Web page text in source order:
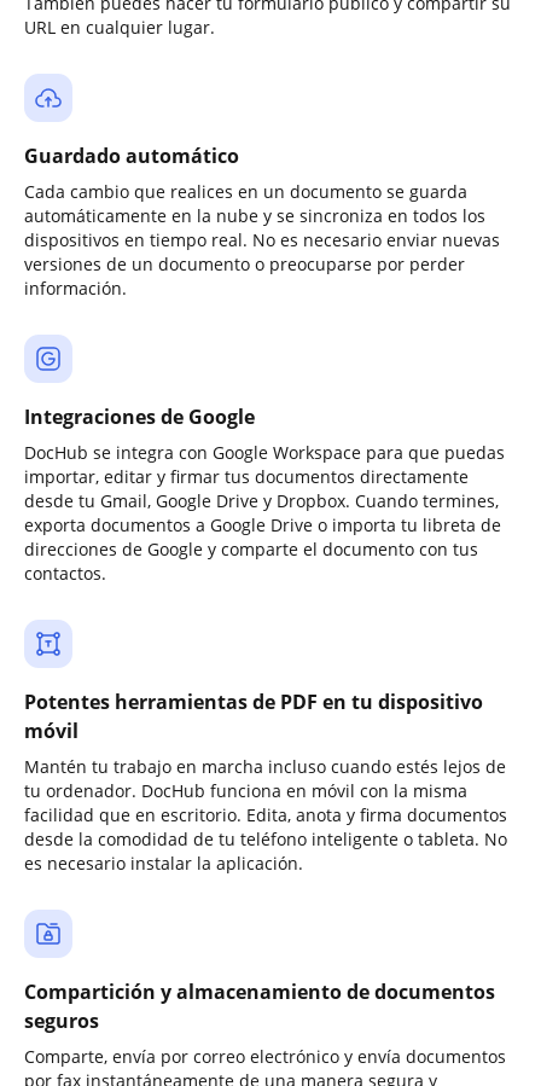
URL en cualquier lugar.
Guardado automático
Cada cambio que realices en un documento se guarda
automáticamente en la nube y se sincroniza en todos los
dispositivos en tiempo real. No es necesario enviar nuevas
versiones de un documento o preocuparse por perder
información.
Integraciones de Google
DocHub se integra con Google Workspace para que puedas
importar, editar y firmar tus documentos directamente
desde tu Gmail, Google Drive y Dropbox. Cuando termines,
exporta documentos a Google Drive o importa tu libreta de
direcciones de Google y comparte el documento con tus
contactos.
Potentes herramientas de PDF en tu dispositivo
móvil
Mantén tu trabajo en marcha incluso cuando estés lejos de
tu ordenador. DocHub funciona en móvil con la misma
facilidad que en escritorio. Edita, anota y firma documentos
desde la comodidad de tu teléfono inteligente o tableta. No
es necesario instalar la aplicación.
Compartición y almacenamiento de documentos
seguros
Comparte, envía por correo electrónico y envía documentos
por fax instantáneamente de una manera segura y